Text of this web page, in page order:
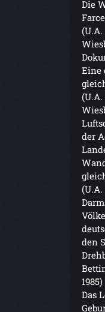
Die
(U.A.
Eine
(U.A.
der
(U.A.
den
1985)
Das